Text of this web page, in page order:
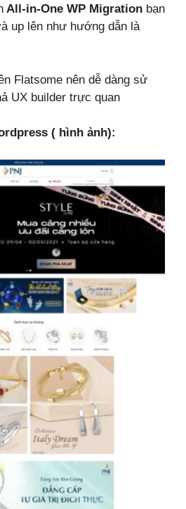
All-in-One WP Migration bạn
up lên như hướng dẫn là
Flatsome nên dễ dàng sử
UX builder trực quan
( hình ảnh):